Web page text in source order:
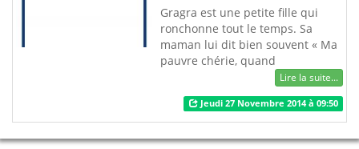
Gragra est une petite fille qui
ronchonne tout le temps. Sa
maman lui dit bien souvent « Ma
pauvre chérie, quand
apprendras-tu donc à parler
correctement ? Si tu continues
comme ça tu deviendras une
petite fille sans voix ». Un jour
elle ne peut plus parler les
Lire la suite...
Jeudi 27 Novembre 2014 à 09:50